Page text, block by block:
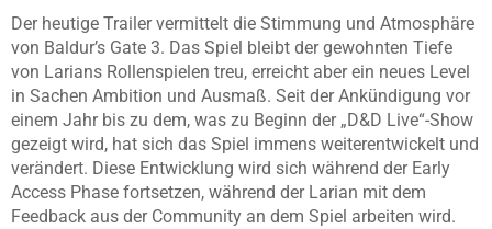
Der heutige Trailer vermittelt die Stimmung und Atmosphäre
von Baldur’s Gate 3. Das Spiel bleibt der gewohnten Tiefe
von Larians Rollenspielen treu, erreicht aber ein neues Level
in Sachen Ambition und Ausmaß. Seit der Ankündigung vor
einem Jahr bis zu dem, was zu Beginn der „D&D Live“-Show
gezeigt wird, hat sich das Spiel immens weiterentwickelt und
verändert. Diese Entwicklung wird sich während der Early
Access Phase fortsetzen, während der Larian mit dem
Feedback aus der Community an dem Spiel arbeiten wird.